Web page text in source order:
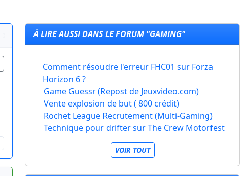
À LIRE AUSSI DANS LE FORUM "GAMING"
Comment résoudre l'erreur FHC01 sur Forza
Horizon 6 ?
Game Guessr (Repost de Jeuxvideo.com)
Vente explosion de but ( 800 crédit)
Rochet League Recrutement (Multi-Gaming)
Technique pour drifter sur The Crew Motorfest
VOIR TOUT